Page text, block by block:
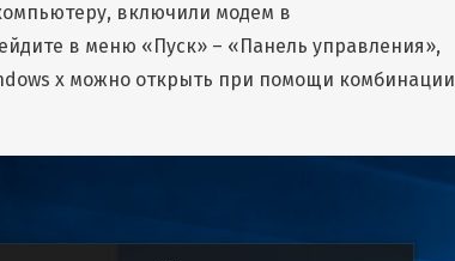
включили модем в
в меню «Пуск» – «Панель управления»,
x можно открыть при помощи комбинации